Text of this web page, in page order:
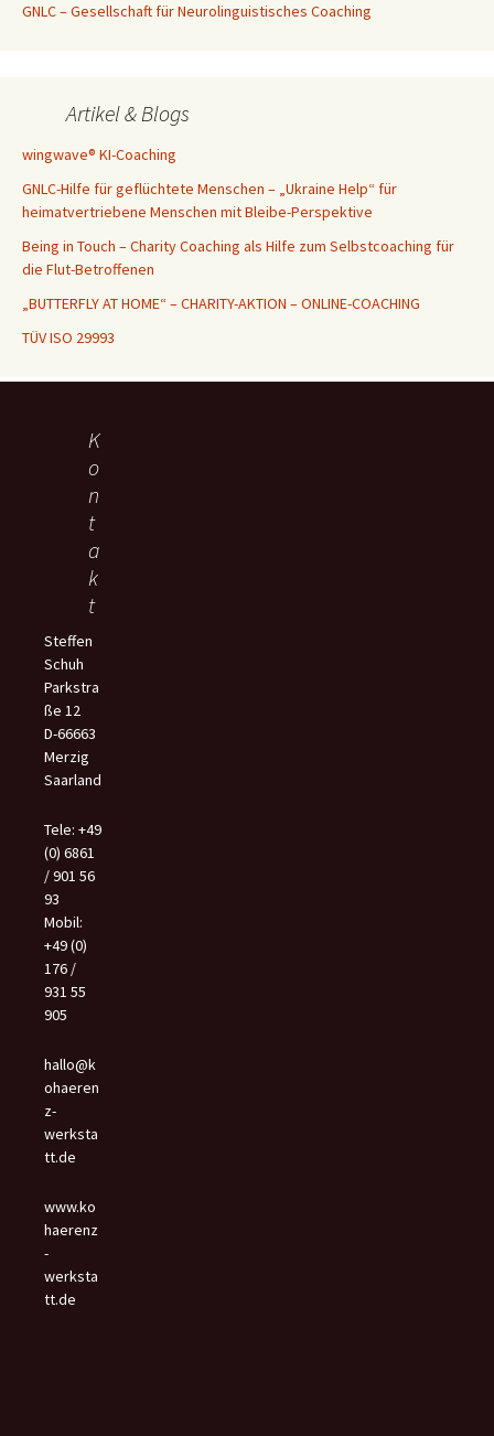
GNLC – Gesellschaft für Neurolinguistisches Coaching
Artikel & Blogs
wingwave® KI-Coaching
GNLC-Hilfe für geflüchtete Menschen – „Ukraine Help“ für
heimatvertriebene Menschen mit Bleibe-Perspektive
Being in Touch – Charity Coaching als Hilfe zum Selbstcoaching für
die Flut-Betroffenen
„BUTTERFLY AT HOME“ – CHARITY-AKTION – ONLINE-COACHING
TÜV ISO 29993
K
o
n
t
a
k
t
Steffen
Schuh
Parkstra
ße 12
D-66663
Merzig
Saarland
Tele: +49
(0) 6861
/ 901 56
93
Mobil:
+49 (0)
176 /
931 55
905
hallo@k
ohaeren
z-
werksta
tt.de
www.ko
haerenz
-
werksta
tt.de